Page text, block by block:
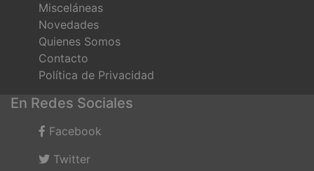
Misceláneas
Novedades
Quienes Somos
Contacto
Política de Privacidad
En Redes Sociales
Facebook
Twitter